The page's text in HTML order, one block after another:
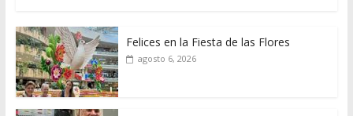
Felices en la Fiesta de las Flores
agosto 6, 2026